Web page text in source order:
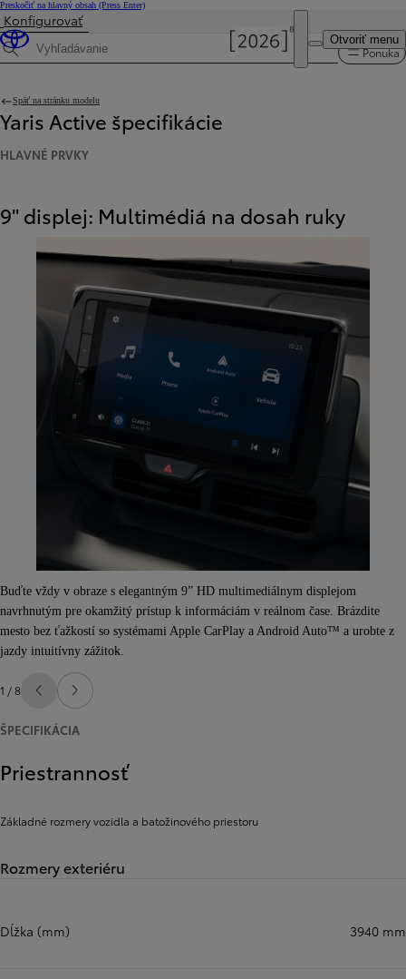
Preskočiť na hlavný obsah (Press Enter)
Otvoriť menu
Cena je aktualizovaná Cena vašej konfigurácie je 19 030 €.
Konfigurovať
Hľadaná špecifikácia Ponuka
Späť na stránku modelu
Yaris Active špecifikácie
HLAVNÉ PRVKY
9" displej: Multimédiá na dosah ruky
Buďte vždy v obraze s elegantným 9” HD multimediálnym displejom
navrhnutým pre okamžitý prístup k informáciám v reálnom čase. Brázdite
mesto bez ťažkostí so systémami Apple CarPlay a Android Auto™ a urobte z
jazdy intuitívny zážitok.
1 / 8 Predchádzajúca stránka
Ďalšia stránka
ŠPECIFIKÁCIA
Priestrannosť
Základné rozmery vozidla a batožinového priestoru
Rozmery exteriéru
Dĺžka (mm) 3940 mm